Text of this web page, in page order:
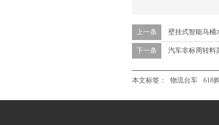
上一条 壁挂式智能马桶
下一条 汽车非标周转料
本文标签： 物流台车 618